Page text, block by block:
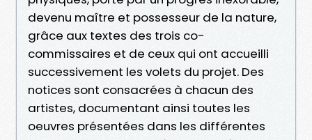
devenu maître et possesseur de la nature,
grâce aux textes des trois co-
commissaires et de ceux qui ont accueilli
successivement les volets du projet. Des
notices sont consacrées à chacun des
artistes, documentant ainsi toutes les
oeuvres présentées dans les différentes